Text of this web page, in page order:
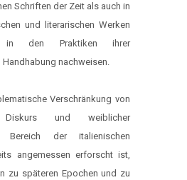
Schriften der Zeit als auch in
und literarischen Werken
den Praktiken ihrer
nachweisen.
Verschränkung von
Diskurs und weiblicher
Bereich der italienischen
angemessen erforscht ist,
zu späteren Epochen und zu